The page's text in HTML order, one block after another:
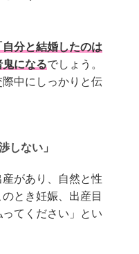
自分と結婚したのは
になるでしょう。
中にしっかりと伝
しない」
があり、自然と性
とき妊娠、出産目
てください」とい